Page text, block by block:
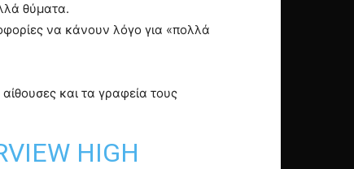
θύματα.
να κάνουν λόγο για «πολλά
και τα γραφεία τους
HIGH